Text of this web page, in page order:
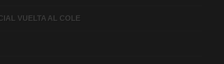
VUELTA AL COLE